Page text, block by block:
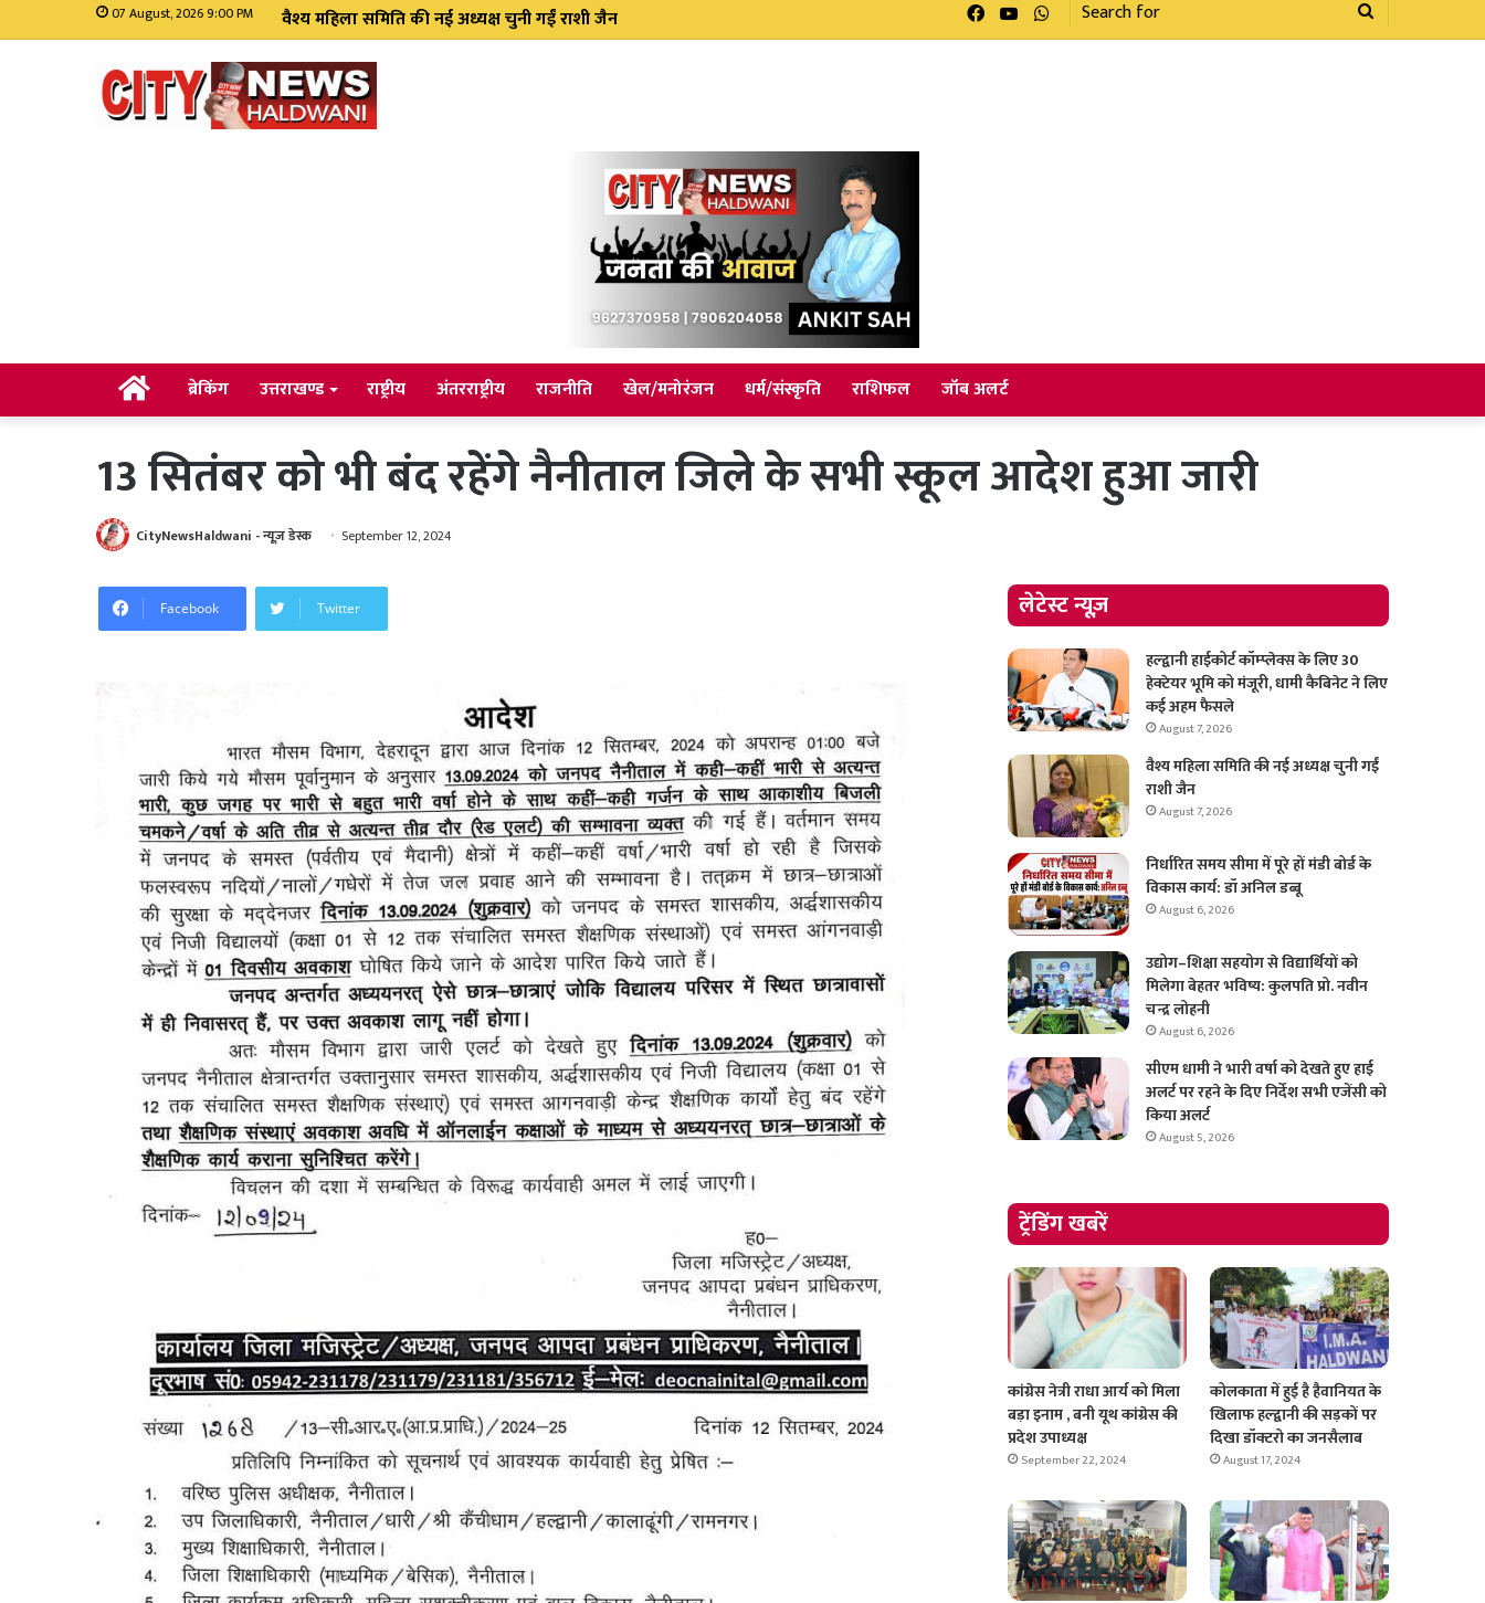
07 August, 2026 9:00 PM निर्धारित समय सीमा में पूरे हों मंडी बोर्ड के विकास कार्य: डॉ अनिल डब्बू
Search
for
WhatsApp
YouTube
Facebook
Homeब्रेकिंग उत्तराखण्ड राष्ट्रीय अंतरराष्ट्रीय राजनीति खेल/मनोरंजन धर्म/संस्कृति राशिफल जॉब अलर्ट
13 सितंबर को भी बंद रहेंगे नैनीताल जिले के सभी स्कूल आदेश हुआ जारी
CityNewsHaldwani - न्यूज़ डेस्क September 12, 2024
Facebook Twitter लेटेस्ट न्यूज़
हल्द्वानी हाईकोर्ट कॉम्प्लेक्स के लिए 30
हेक्टेयर भूमि को मंजूरी, धामी कैबिनेट ने लिए
कई अहम फैसले
August 7, 2026
वैश्य महिला समिति की नई अध्यक्ष चुनी गईं
राशी जैन
August 7, 2026
निर्धारित समय सीमा में पूरे हों मंडी बोर्ड के
विकास कार्य: डॉ अनिल डब्बू
August 6, 2026
उद्योग–शिक्षा सहयोग से विद्यार्थियों को
मिलेगा बेहतर भविष्य: कुलपति प्रो. नवीन
चन्द्र लोहनी
August 6, 2026
सीएम धामी ने भारी वर्षा को देखते हुए हाई
अलर्ट पर रहने के दिए निर्देश सभी एजेंसी को
किया अलर्ट
August 5, 2026
ट्रेंडिंग खबरें
कांग्रेस नेत्री राधा आर्य को मिला
बड़ा इनाम , बनी यूथ कांग्रेस की
प्रदेश उपाध्यक्ष
September 22, 2024
कोलकाता में हुई है हैवानियत के
खिलाफ हल्द्वानी की सड़कों पर
दिखा डॉक्टरो का जनसैलाब
August 17, 2024